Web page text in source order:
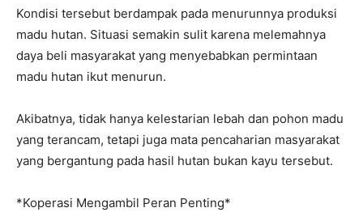
Kondisi tersebut berdampak pada menurunnya produksi
madu hutan. Situasi semakin sulit karena melemahnya
daya beli masyarakat yang menyebabkan permintaan
madu hutan ikut menurun.
Akibatnya, tidak hanya kelestarian lebah dan pohon madu
yang terancam, tetapi juga mata pencaharian masyarakat
yang bergantung pada hasil hutan bukan kayu tersebut.
*Koperasi Mengambil Peran Penting*